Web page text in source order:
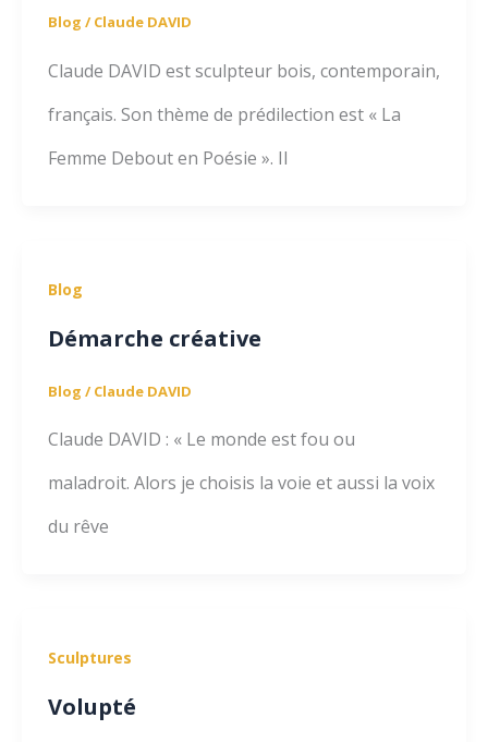
Blog /Claude DAVID
Claude DAVID est sculpteur bois, contemporain,
français. Son thème de prédilection est « La
Femme Debout en Poésie ». Il
Blog
Démarche créative
Blog /Claude DAVID
Claude DAVID : « Le monde est fou ou
maladroit. Alors je choisis la voie et aussi la voix
du rêve
Sculptures
Volupté